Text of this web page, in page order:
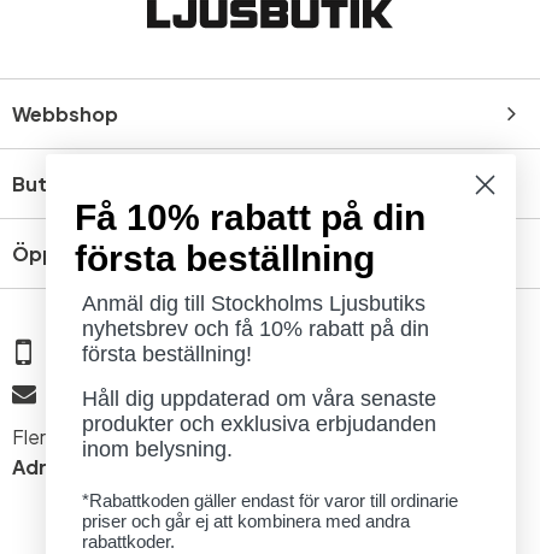
Webbshop
Butik
Öppettider
08 - 654 29 00
info@ljusbutik.se
Fler kontaktuppgifter »
Adress:
Kungsholmsgatan 6, 112 27 Stockholm
Få 10% rabatt på din
första beställning
Anmäl dig till Stockholms Ljusbutiks
nyhetsbrev och få 10% rabatt på din
första beställning!
Håll dig uppdaterad om våra senaste
produkter och exklusiva erbjudanden
inom belysning.
*Rabattkoden gäller endast för varor till ordinarie
priser och går ej att kombinera med andra
rabattkoder.